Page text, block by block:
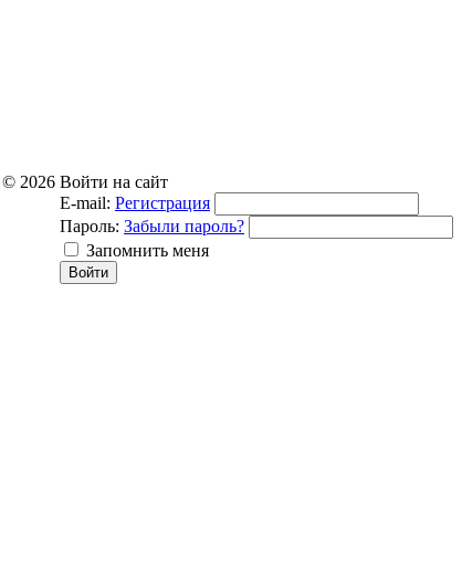
Войти на сайт
E-mail: Регистрация
Пароль: Забыли пароль?
Запомнить меня
© 2026